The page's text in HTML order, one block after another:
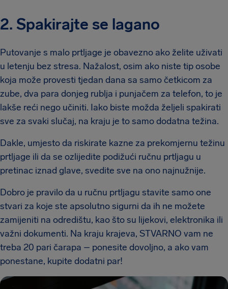
2. Spakirajte se lagano
Putovanje s malo prtljage je obavezno ako želite uživati
u letenju bez stresa. Nažalost, osim ako niste tip osobe
koja može provesti tjedan dana sa samo četkicom za
zube, dva para donjeg rublja i punjačem za telefon, to je
lakše reći nego učiniti. Iako biste možda željeli spakirati
sve za svaki slučaj, na kraju je to samo dodatna težina.
Dakle, umjesto da riskirate kazne za prekomjernu težinu
prtljage ili da se ozlijedite podižući ručnu prtljagu u
pretinac iznad glave, svedite sve na ono najnužnije.
Dobro je pravilo da u ručnu prtljagu stavite samo one
stvari za koje ste apsolutno sigurni da ih ne možete
zamijeniti na odredištu, kao što su lijekovi, elektronika ili
važni dokumenti. Na kraju krajeva, STVARNO vam ne
treba 20 pari čarapa – ponesite dovoljno, a ako vam
ponestane, kupite dodatni par!